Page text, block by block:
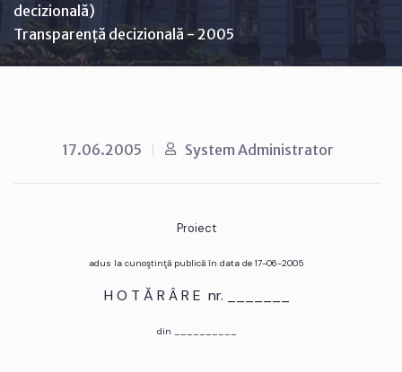
decizională)
Transparență decizională - 2005
17.06.2005 System Administrator
Proiect
adus la cunoştinţă publică în data de 17-06-2005
H O T Ă R Â R E nr. _______
din __________